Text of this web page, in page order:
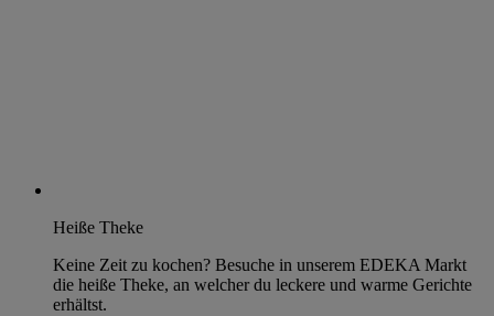
Heiße Theke
Keine Zeit zu kochen? Besuche in unserem EDEKA Markt
die heiße Theke, an welcher du leckere und warme Gerichte
erhältst.